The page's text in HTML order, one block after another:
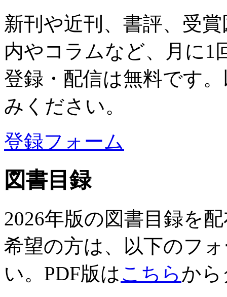
新刊や近刊、書評、受
内やコラムなど、月に1
登録・配信は無料です
みください。
登録フォーム
図書目録
2026年版の図書目録を
希望の方は、以下のフ
い。PDF版はこちらか